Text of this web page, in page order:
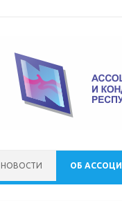
НОВОСТИ ОБ